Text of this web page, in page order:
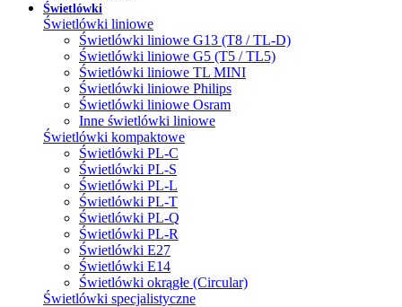
Świetlówki
Świetlówki liniowe
Świetlówki liniowe G13 (T8 / TL-D)
Świetlówki liniowe G5 (T5 / TL5)
Świetlówki liniowe TL MINI
Świetlówki liniowe Philips
Świetlówki liniowe Osram
Inne świetlówki liniowe
Świetlówki kompaktowe
Świetlówki PL-C
Świetlówki PL-S
Świetlówki PL-L
Świetlówki PL-T
Świetlówki PL-Q
Świetlówki PL-R
Świetlówki E27
Świetlówki E14
Świetlówki okrągłe (Circular)
Świetlówki specjalistyczne